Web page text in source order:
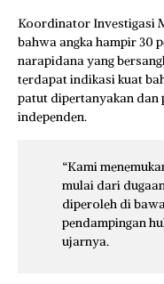
Koordinator Investigasi
bahwa angka hampir 30
narapidana yang
terdapat indikasi kuat
patut dipertanyakan dan
independen.
“Kami
mulai dari
diperoleh di
pendampingan
ujarnya.